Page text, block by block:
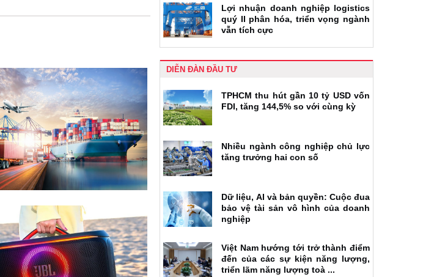
Lợi nhuận doanh nghiệp logistics
quý II phân hóa, triển vọng ngành
vẫn tích cực
DIỄN ĐÀN ĐẦU TƯ
TPHCM thu hút gần 10 tỷ USD vốn
FDI, tăng 144,5% so với cùng kỳ
Nhiều ngành công nghiệp chủ lực
tăng trưởng hai con số
Dữ liệu, AI và bản quyền: Cuộc đua
bảo vệ tài sản vô hình của doanh
nghiệp
Việt Nam hướng tới trở thành điểm
đến của các sự kiện năng lượng,
triển lãm năng lượng toà ...